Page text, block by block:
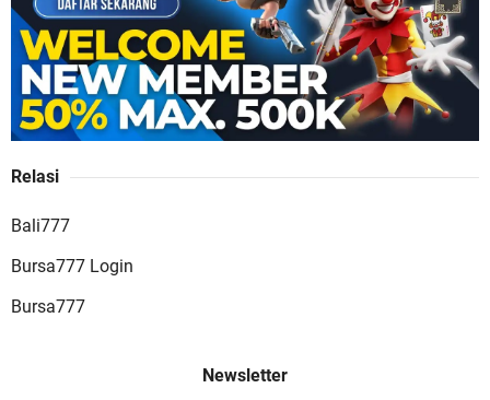
Terbesar dan Paling Menguntungkan
Layanan Terlengkap
Relasi
Bali777
Bursa777 Login
Bursa777